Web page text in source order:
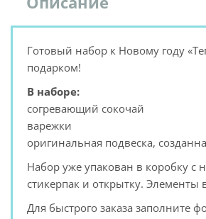
Готовый набор к Новому году
подарком!
В наборе:
согревающий сокочай
варежки
оригинальная подвеска,
Набор уже упакован в коробку с
стикерпак и открытку.
Для быстрого заказа заполните